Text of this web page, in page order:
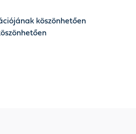
köszönhetően